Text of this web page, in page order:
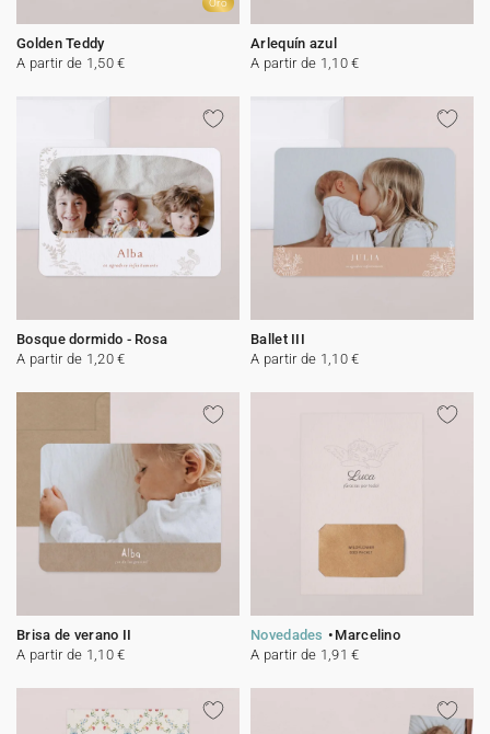
Oro
Golden Teddy
A partir de 1,50 €
Arlequín azul
A partir de 1,10 €
Bosque dormido - Rosa
A partir de 1,20 €
Ballet III
A partir de 1,10 €
Brisa de verano II
A partir de 1,10 €
Novedades
Marcelino
A partir de 1,91 €